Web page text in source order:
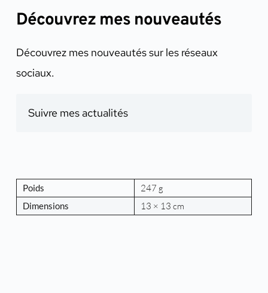
Découvrez mes nouveautés
Découvrez mes nouveautés sur les réseaux
sociaux.
Suivre mes actualités
Poids 247 g
Dimensions 13 × 13 cm